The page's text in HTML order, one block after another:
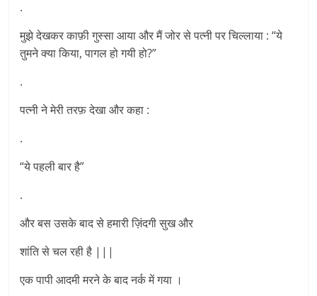
.
मुझे देखकर काफ़ी गुस्सा आया और मैं जोर से पत्नी पर चिल्लाया : “ये
तुमने क्या किया, पागल हो गयी हो?”
.
पत्नी ने मेरी तरफ़ देखा और कहा :
.
“ये पहली बार है”
.
और बस उसके बाद से हमारी ज़िंदगी सुख और
शांति से चल रही है |||
एक पापी आदमी मरने के बाद नर्क में गया ।